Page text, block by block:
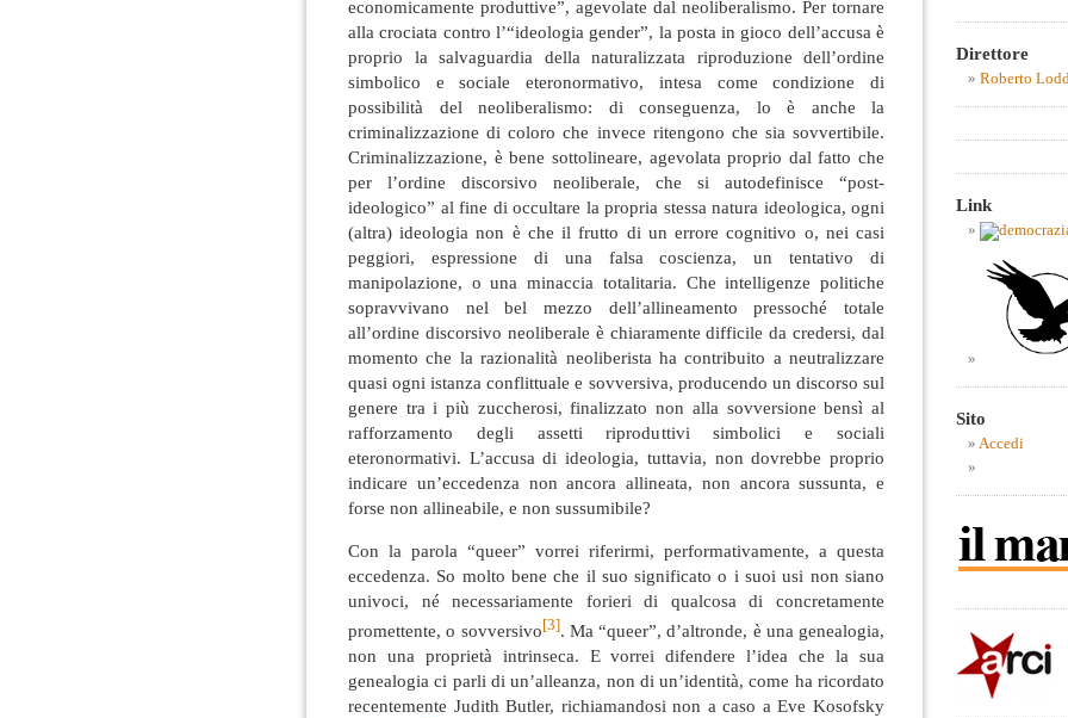
economicamente produttive”, agevolate dal neoliberalismo. Per tornare
alla crociata contro l’“ideologia gender”, la posta in gioco dell’accusa è
proprio la salvaguardia della naturalizzata riproduzione dell’ordine
simbolico e sociale eteronormativo, intesa come condizione di
possibilità del neoliberalismo: di conseguenza, lo è anche la
criminalizzazione di coloro che invece ritengono che sia sovvertibile.
Criminalizzazione, è bene sottolineare, agevolata proprio dal fatto che
per l’ordine discorsivo neoliberale, che si autodefinisce “post-
ideologico” al fine di occultare la propria stessa natura ideologica, ogni
(altra) ideologia non è che il frutto di un errore cognitivo o, nei casi
peggiori, espressione di una falsa coscienza, un tentativo di
manipolazione, o una minaccia totalitaria. Che intelligenze politiche
sopravvivano nel bel mezzo dell’allineamento pressoché totale
all’ordine discorsivo neoliberale è chiaramente difficile da credersi, dal
momento che la razionalità neoliberista ha contribuito a neutralizzare
quasi ogni istanza conflittuale e sovversiva, producendo un discorso sul
genere tra i più zuccherosi, finalizzato non alla sovversione bensì al
rafforzamento degli assetti riproduttivi simbolici e sociali
eteronormativi. L’accusa di ideologia, tuttavia, non dovrebbe proprio
indicare un’eccedenza non ancora allineata, non ancora sussunta, e
forse non allineabile, e non sussumibile?
Con la parola “queer” vorrei riferirmi, performativamente, a questa
eccedenza. So molto bene che il suo significato o i suoi usi non siano
univoci, né necessariamente forieri di qualcosa di concretamente
promettente, o sovversivo [3]. Ma “queer”, d’altronde, è una genealogia,
non una proprietà intrinseca. E vorrei difendere l’idea che la sua
genealogia ci parli di un’alleanza, non di un’identità, come ha ricordato
recentemente Judith Butler, richiamandosi non a caso a Eve Kosofsky
Direttore
Roberto
Link
Sito
Accedi